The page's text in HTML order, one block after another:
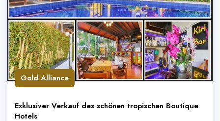
Gold Alliance
Exklusiver Verkauf des schönen tropischen Boutique
Hotels